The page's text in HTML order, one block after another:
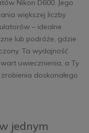
Nikon D600. Jego
większej liczby
– idealne
lub podróże, gdzie
Ta wydajność
uwiecznienia, a Ty
doskonałego
jednym